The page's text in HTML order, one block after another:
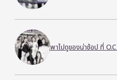
พาไปดูของน่าช้อป ที่